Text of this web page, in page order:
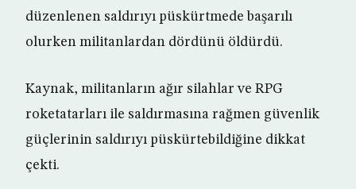
düzenlenen saldırıyı püskürtmede başarılı
olurken militanlardan dördünü öldürdü.
Kaynak, militanların ağır silahlar ve RPG
roketatarları ile saldırmasına rağmen güvenlik
güçlerinin saldırıyı püskürtebildiğine dikkat
çekti.